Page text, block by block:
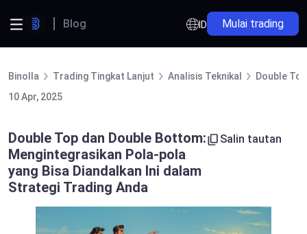
Blog ID Mulai trading
Binolla Trading Tingkat Lanjut Analisis Teknikal
Double
10 Apr, 2025
Double Top dan Double Bottom:
Mengintegrasikan Pola-pola
yang Bisa Diandalkan Ini dalam
Strategi Trading Anda
Salin tautan